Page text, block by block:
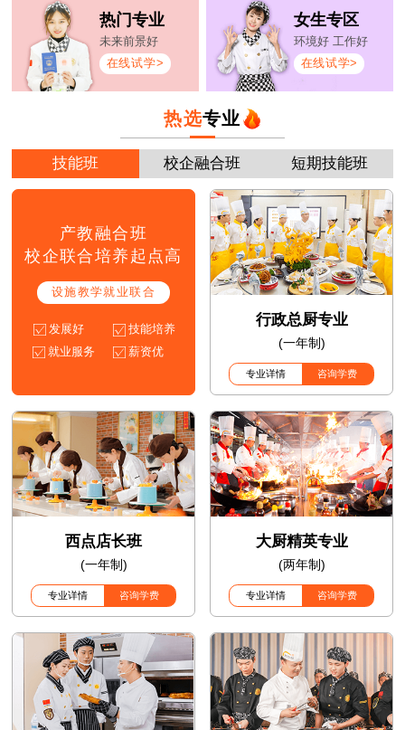
热门专业
未来前景好
在线试学>
女生专区
环境好 工作好
在线试学>
热选专业
技能班 校企融合班 短期技能班
产教融合班
校企联合培养起点高
设施教学就业联合
发展好
技能培养
就业服务
薪资优
行政总厨专业
(一年制)
专业详情 咨询学费
西点店长班
(一年制)
专业详情 咨询学费
大厨精英专业
(两年制)
专业详情 咨询学费